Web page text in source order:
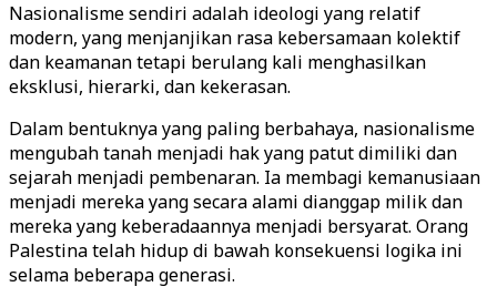
Nasionalisme sendiri adalah ideologi yang relatif
modern, yang menjanjikan rasa kebersamaan kolektif
dan keamanan tetapi berulang kali menghasilkan
eksklusi, hierarki, dan kekerasan.
Dalam bentuknya yang paling berbahaya, nasionalisme
mengubah tanah menjadi hak yang patut dimiliki dan
sejarah menjadi pembenaran. Ia membagi kemanusiaan
menjadi mereka yang secara alami dianggap milik dan
mereka yang keberadaannya menjadi bersyarat. Orang
Palestina telah hidup di bawah konsekuensi logika ini
selama beberapa generasi.